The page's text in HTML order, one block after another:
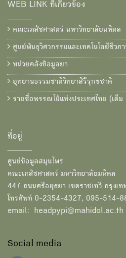
WEB LINK ที่เกี่ยวข้อง
คณะเภสัชศาสตร์ มหาวิทยาลัยมหิดล
ศูนย์พันธุวิศวกรรมและเทคโนโลยีชีวภ
หน่วยคลังข้อมูลยา
อุทยานธรรมชาติวิทยาสิรีรุกขชาติ
รายชื่อพรรณไม้แห่งประเทศไทย (เต็
ที่อยู่
ศูนย์ข้อมูลสมุนไพร
คณะเภสัชศาสตร์ มหาวิทยาลัยมหิดล
447 ถนนศรีอยุธยา เขตราชเทวี กรุงเ
โทรศัพท์ 0-2354-4327, 095-514-
email: headpypi@mahidol.ac.th
Social media